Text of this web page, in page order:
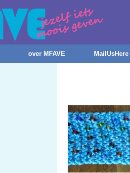
over MFAVE MailUsHere